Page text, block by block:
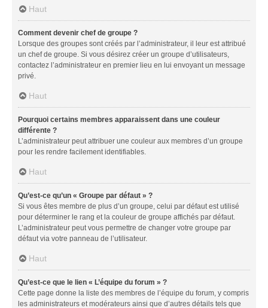
Haut
Comment devenir chef de groupe ?
Lorsque des groupes sont créés par l’administrateur, il leur est attribué
un chef de groupe. Si vous désirez créer un groupe d’utilisateurs,
contactez l’administrateur en premier lieu en lui envoyant un message
privé.
Haut
Pourquoi certains membres apparaissent dans une couleur
différente ?
L’administrateur peut attribuer une couleur aux membres d’un groupe
pour les rendre facilement identifiables.
Haut
Qu’est-ce qu’un « Groupe par défaut » ?
Si vous êtes membre de plus d’un groupe, celui par défaut est utilisé
pour déterminer le rang et la couleur de groupe affichés par défaut.
L’administrateur peut vous permettre de changer votre groupe par
défaut via votre panneau de l’utilisateur.
Haut
Qu’est-ce que le lien « L’équipe du forum » ?
Cette page donne la liste des membres de l’équipe du forum, y compris
les administrateurs et modérateurs ainsi que d’autres détails tels que